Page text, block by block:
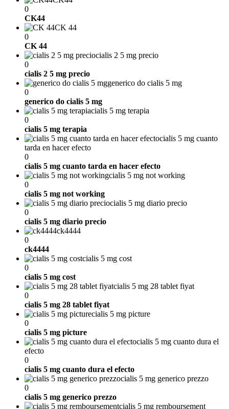
0
CK44
CK 44
0
CK 44
cialis 2 5 mg precio
0
cialis 2 5 mg precio
generico do cialis 5 mg
0
generico do cialis 5 mg
cialis 5 mg terapia
0
cialis 5 mg terapia
cialis 5 mg cuanto
tarda en hacer efecto
0
cialis 5 mg cuanto tarda en hacer efecto
cialis 5 mg not working
0
cialis 5 mg not working
cialis 5 mg diario precio
0
cialis 5 mg diario precio
ck4444
0
ck4444
cialis 5 mg cost
0
cialis 5 mg cost
cialis 5 mg 28 tablet fiyat
0
cialis 5 mg 28 tablet fiyat
cialis 5 mg picture
0
cialis 5 mg picture
cialis 5 mg cuanto dura el
efecto
0
cialis 5 mg cuanto dura el efecto
cialis 5 mg generico prezzo
0
cialis 5 mg generico prezzo
cialis 5 mg remboursement